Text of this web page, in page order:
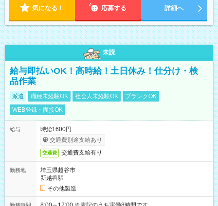
気になる！ 応募する 詳細へ
未読
給与即払いOK！高時給！土日休み！仕分け・検
品作業
派遣 職種未経験OK 社会人未経験OK
ブランクOK
WEB登録・面接OK
給与
時給1600円
交通費別途支給あり
交通費 交通費支給有り
勤務地
埼玉県越谷市
新越谷駅
その他製造